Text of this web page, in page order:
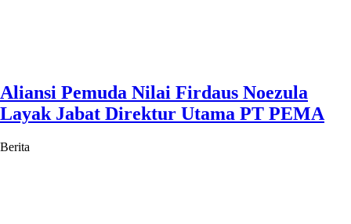
Aliansi Pemuda Nilai Firdaus Noezula
Layak Jabat Direktur Utama PT PEMA
Berita